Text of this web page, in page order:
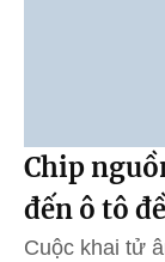
Chip
đến ô tô
Cuộc khai tử